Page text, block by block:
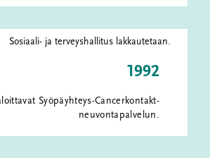
Sosiaali- ja terveyshallitus lakkautetaan.
1992
Syöpäyhteys-Cancerkontakt-
neuvontapalvelun.